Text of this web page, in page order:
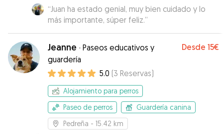
“Juan ha estado genial, muy bien cuidado y lo
más importante, súper feliz.”
Jeanne · Paseos educativos y
guardería
Desde 15€
5.0 (3 Reservas)
Alojamiento para perros
Paseo de perros
Guardería canina
Pedreña - 15.42 km